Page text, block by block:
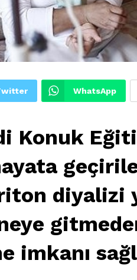
WhatsApp
Konuk
diyalizi
imkanı